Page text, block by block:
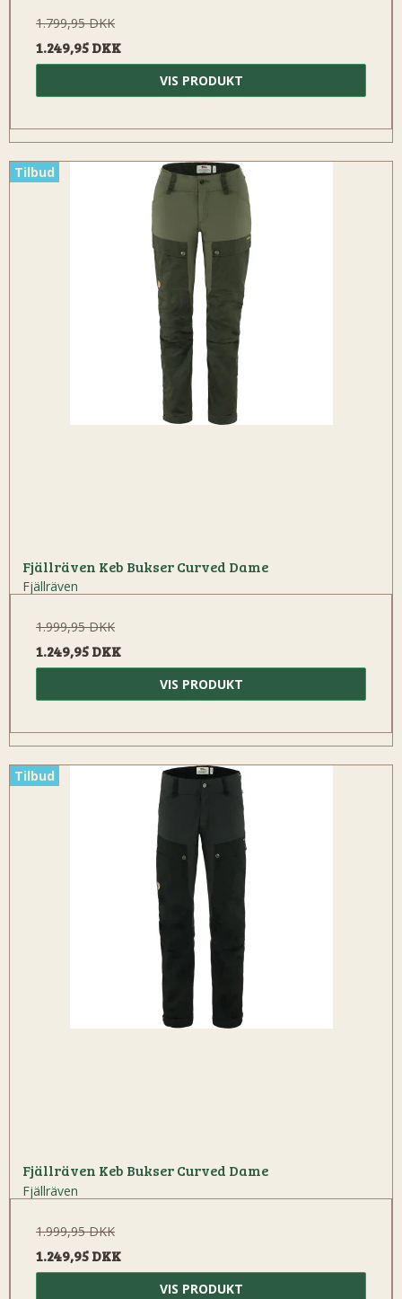
1.799,95 DKK
1.249,95 DKK
VIS PRODUKT
Tilbud
Fjällräven Keb Bukser Curved Dame
Fjällräven
1.999,95 DKK
1.249,95 DKK
VIS PRODUKT
Tilbud
Fjällräven Keb Bukser Curved Dame
Fjällräven
1.999,95 DKK
1.249,95 DKK
VIS PRODUKT